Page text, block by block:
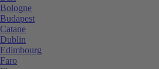
Bologne
Budapest
Catane
Dublin
Edimbourg
Faro